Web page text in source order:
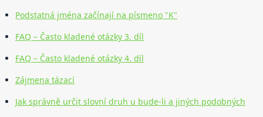
Podstatná jména začínají na písmeno "K"
FAQ – Často kladené otázky 3. díl
FAQ – Často kladené otázky 4. díl
Zájmena tázací
Jak správně určit slovní druh u bude-li a jiných podobných